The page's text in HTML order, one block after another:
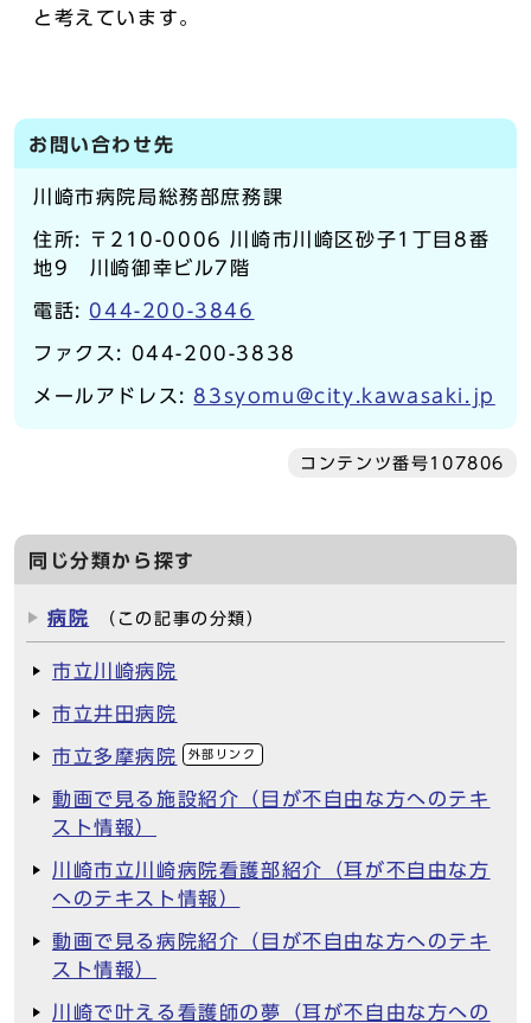
と考えています。
お問い合わせ先
川崎市病院局総務部庶務課
住所: 〒210-0006 川崎市川崎区砂子1丁目8番
地9 川崎御幸ビル7階
電話: 044-200-3846
ファクス: 044-200-3838
メールアドレス:83syomu@city.kawasaki.jp
コンテンツ番号107806
同じ分類から探す
病院 （この記事の分類）
市立川崎病院
市立井田病院
市立多摩病院 外部リンク
動画で見る施設紹介（目が不自由な方へのテキ
スト情報）
川崎市立川崎病院看護部紹介（耳が不自由な方
へのテキスト情報）
動画で見る病院紹介（目が不自由な方へのテキ
スト情報）
川崎で叶える看護師の夢（耳が不自由な方への